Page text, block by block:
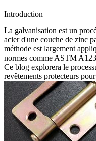
Introduction
La galvanisation est un
acier d'une couche de zinc
méthode est largement
normes comme ASTM
Ce blog explorera le
revêtements protecteurs